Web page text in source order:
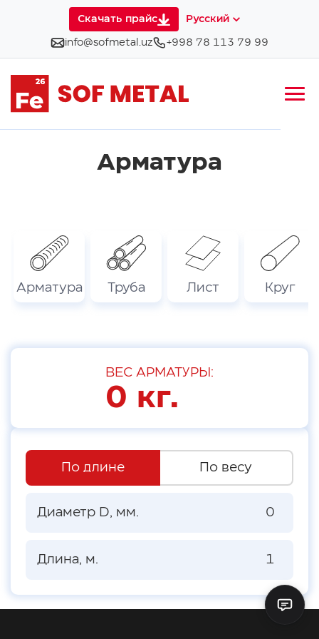
info@sofmetal.uz +998 78 113 79 99
Скачать прайс Русский
Арматура
Арматура Труба Лист Круг
По длине По весу
Диаметр D, мм.
Длина, м.
ВЕС АРМАТУРЫ :
0 кг.